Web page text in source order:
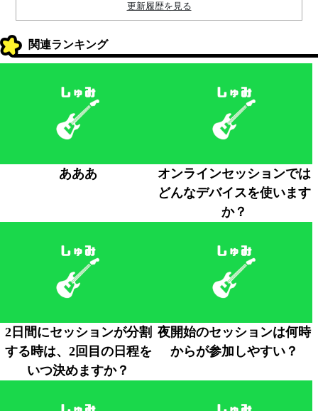
更新履歴を見る
関連ランキング
あああ
オンラインセッションでは
どんなデバイスを使います
か？
2日間にセッションが分割
する時は、2回目の日程を
いつ決めますか？
夜開始のセッションは何時
からが参加しやすい？